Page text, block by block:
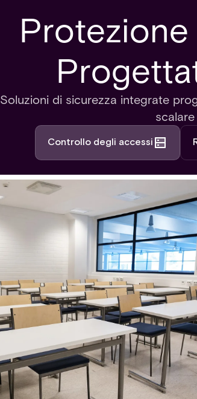
Soluzioni di sicurezza integrate
Controllo degli accessi